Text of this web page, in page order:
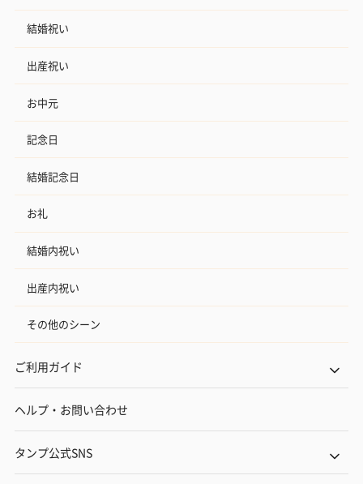
結婚祝い
出産祝い
お中元
記念日
結婚記念日
お礼
結婚内祝い
出産内祝い
その他のシーン
ご利用ガイド
ヘルプ・お問い合わせ
タンプ公式SNS